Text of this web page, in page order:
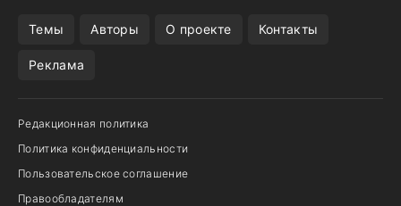
Темы Авторы О проекте Контакты
Реклама
Редакционная политика
Политика конфиденциальности
Пользовательское соглашение
Правообладателям